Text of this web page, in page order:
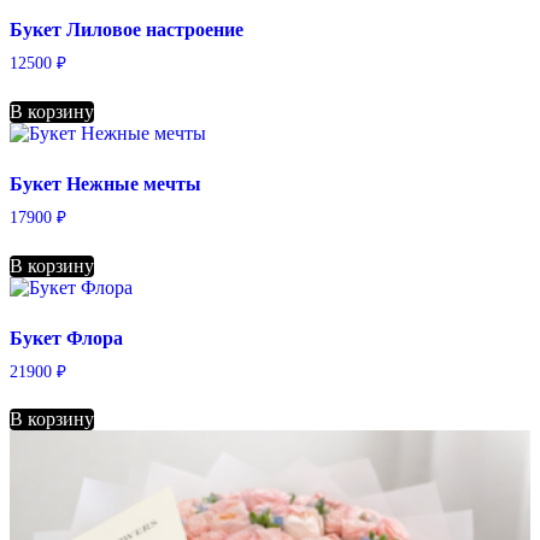
Букет Лиловое настроение
12500 ₽
В корзину
Букет Нежные мечты
17900 ₽
В корзину
Букет Флора
21900 ₽
В корзину